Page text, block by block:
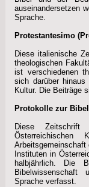
auseinandersetzen
Sprache.
Protestantesimo
Diese italienische
theologischen
ist verschiedenen
sich darüber
Kultur. Die Beiträge
Protokolle zur
Diese
Österreichischen
Arbeitsgemeinschaft
Instituten in
halbjährlich. Die
Sprache verfasst.